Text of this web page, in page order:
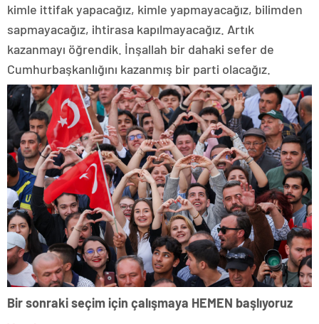
kimle ittifak yapacağız, kimle yapmayacağız, bilimden
sapmayacağız, ihtirasa kapılmayacağız. Artık
kazanmayı öğrendik. İnşallah bir dahaki sefer de
Cumhurbaşkanlığını kazanmış bir parti olacağız.
Bir sonraki seçim için çalışmaya HEMEN başlıyoruz